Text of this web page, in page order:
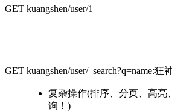
GET kuangshen/user/1
GET kuangshen/user/_search?q=name:狂
复杂操作(排序、分页、高亮
询！)